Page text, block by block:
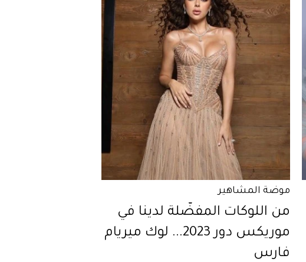
موضة المشاهير
من اللوكات المفضّلة لدينا في
موريكس دور 2023... لوك ميريام
فارس